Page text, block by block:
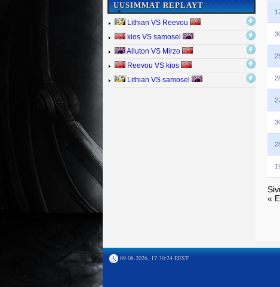
UUSIMMAT REPLAYT
Lithian VS Reevou
kios VS samosel
Alluton VS Mirzo
Reevou VS kios
Lithian VS samosel
«
09.08.2026, 17:30:24 EEST